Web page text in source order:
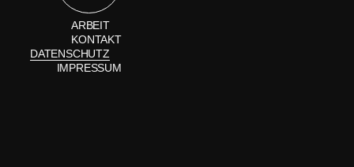
ARBEIT
KONTAKT
DATENSCHUTZ
IMPRESSUM